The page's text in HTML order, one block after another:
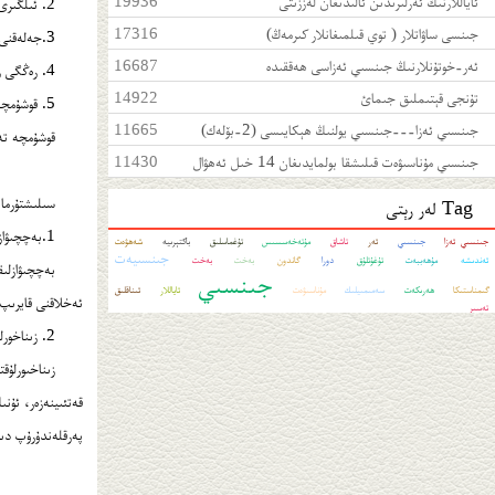
17316
جىنسى ساۋاتلار ( توي قىلمىغانلار كىرمەڭ)
16687
ئەر-خوتۇنلارنىڭ جىنسىي ئەزاسى ھەققىدە
14922
تۇنجى قېتىملىق جىمائ
11665
جىنسىي ئەزا---جىنسىي يولنىڭ ھېكايىسى (2-بۆلەك)
11430
جىنسىي مۇناسىۋەت قىلىشقا بولمايدىغان 14 خىل ئەھۋال
Tag لەر رېتى
جىنسىي ئەزا جىنسىي ئەر تاشاق مۇتەخەسسىس تۇغماسلىق باكتېرىيە
شەھۋەت
ئەندىشە
مۇھەببەت تۇغۇتلۇق دورا گاندون بەخت بەخت جىنسىيەت
گىمناستىكا ھەرىكەت سەمىمىيلىك مۇناسىۋەت جىنسىي ئاياللار
ئىناقلىق
تەسىر
3.جەلەقنى كەلتۇرۇپ چىقارغۇچى سەۋەبچى ئامىل بىلەن بىماردىكى پىسخىك ئالامەتلەر بىرلەشتۇرۇپ دىئاگۇنۇز قويىلىدۇ.
4. رەڭگى روھى، چىراي ئىپادىسىگە يۈرۈش تۇرۇشىغا ئاساسەن دىئاگۇنۇز قويۇشقىمۇ بولىدۇ.
5. قوشۇمچە تەكشۇرۇش نەتىجىسىگە ئاساسەن دىئاگۇنۇز قويىلىدۇ.
قوشۇمچە
1.بەچچىۋازلىقتىن پەرقلەندۇرىدۇ.
ئەخلاقنى
2. زىناخورلىقتىن پەرقلەندۇرىدۇ.
قەتئىينەزەر،
پەرقلەندۇرۇپ